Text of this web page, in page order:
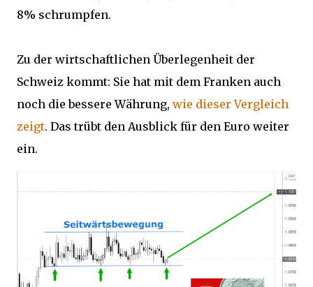
8% schrumpfen.
Zu der wirtschaftlichen Überlegenheit der
Schweiz kommt: Sie hat mit dem Franken auch
noch die bessere Währung, wie dieser Vergleich
zeigt. Das trübt den Ausblick für den Euro weiter
ein.